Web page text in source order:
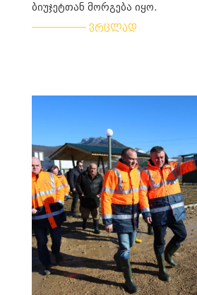
ბიუჯეტთან მორგება იყო.
ვრცლად